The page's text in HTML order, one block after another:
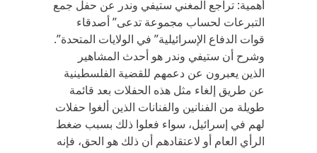
أهمية: تراجع المغني ستيفي وندر عن حفل جمع
التبرعات لحساب مجموعة تدعى” أصدقاء
قوات الدفاع الإسرائيلية” في الولايات المتحدة”‪.‬
وشرح أن ستيفي وندر هو أحدث المشاهير
الذين يعبرون عن دعمهم للقضية الفلسطينية
عن طريق إلغاء مثل هذه الحفلات بعد قائمة
طويلة من الفنانين والفنانات الذين ألغوا حفلات
لهم في إسرائيل، سواء فعلوا ذلك بسبب ضغط
الرأي العام أو لاعتقادهم أن ذلك هو الحق، فإنه